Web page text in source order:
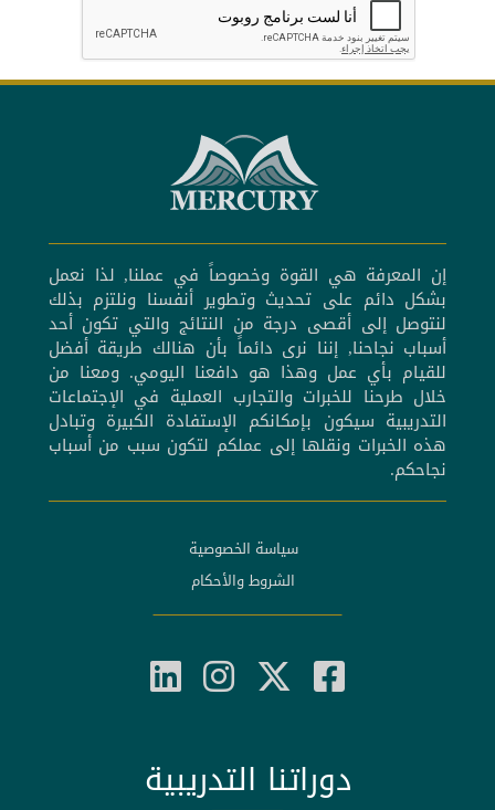
إن المعرفة هي القوة وخصوصاً في عملنا, لذا نعمل
بشكل دائم على تحديث وتطوير أنفسنا ونلتزم بذلك
لنتوصل إلى أقصى درجة من النتائج والتي تكون أحد
أسباب نجاحنا, إننا نرى دائماً بأن هنالك طريقة أفضل
للقيام بأي عمل وهذا هو دافعنا اليومي. ومعنا من
خلال طرحنا للخبرات والتجارب العملية في الإجتماعات
التدريبية سيكون بإمكانكم الإستفادة الكبيرة وتبادل
هذه الخبرات ونقلها إلى عملكم لتكون سبب من أسباب
نجاحكم.
سياسة الخصوصية
الشروط والأحكام
دوراتنا التدريبية